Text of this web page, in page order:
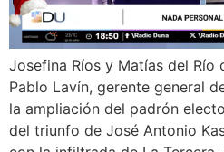
Josefina Ríos y Matías del Río
Pablo Lavín, gerente general
la ampliación del padrón
del triunfo de José Antonio